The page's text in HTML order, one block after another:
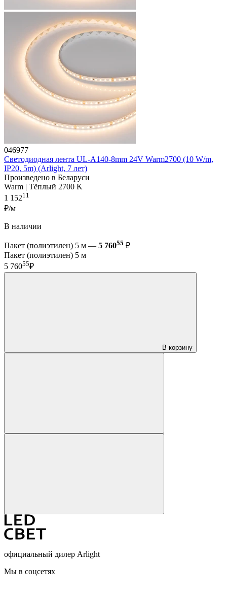
046977
Светодиодная лента UL-A140-8mm 24V Warm2700 (10 W/m,
IP20, 5m) (Arlight, 7 лет)
Произведено в Беларуси
Warm | Тёплый 2700 K
1 15211
₽/м
В наличии
Пакет (полиэтилен) 5 м — 5 76055 ₽
Пакет (полиэтилен) 5 м
5 76055₽
В корзину
официальный дилер Arlight
Мы в соцсетях